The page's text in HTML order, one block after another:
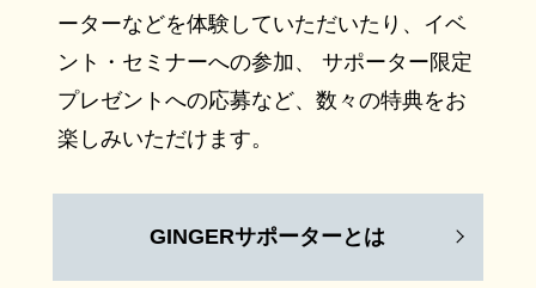
ーターなどを体験していただいたり、イベ
ント・セミナーへの参加、 サポーター限定
プレゼントへの応募など、数々の特典をお
楽しみいただけます。
GINGERサポーターとは